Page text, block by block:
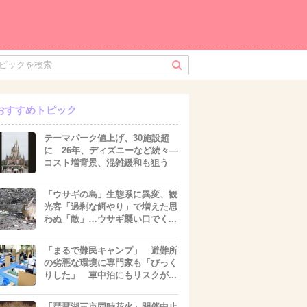
すすめトピック
テーマパーク値上げ、30施設超
に 26年、ディズニーなど続々―
コスト増背景、混雑緩和も狙う
「ウサギの島」生態系に異変、観
光客「過剰な餌やり」で増えた思
わぬ「敵」…ウサギ襲い口でく...
「まるで難民キャンプ」 避難所
の劣悪な環境に専門家も「びっく
りした」 車中泊にもリスクが...